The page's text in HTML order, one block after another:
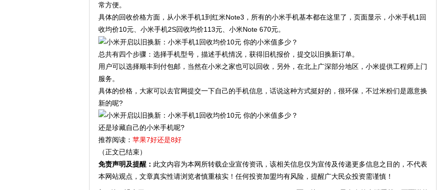
常方便。
具体的回收价格方面，从小米手机1到红米Note3，所有的小米手机基本都在这里了，页面显示，小米手机1回
收均价10元、小米手机2S回收均价113元、小米Note 670元。
总共有四个步骤：选择手机型号，描述手机情况，获得旧机报价，提交以旧换新订单。
用户可以选择顺丰到付包邮，当然在小米之家也可以回收，另外，在北上广深部分地区，小米提供工程师上门
服务。
具体的价格，大家可以去官网提交一下自己的手机信息，话说这种方式挺好的，很环保，不过米粉们是愿意换
新的呢?
还是珍藏自己的小米手机呢?
推荐阅读： 苹果7好还是8好
（正文已结束）
免责声明及提醒： 此文内容为本网所转载企业宣传资讯，该相关信息仅为宣传及传递更多信息之目的，不代表
本网站观点，文章真实性请浏览者慎重核实！任何投资加盟均有风险，提醒广大民众投资需谨慎！